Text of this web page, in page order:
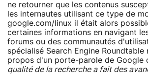
ne retourner que les contenus
les internautes utilisant ce type de
google.com/linux il était alors
certaines informations en navigant
forums ou des communautés
spécialisé Search Engine
propos d'un porte-parole de Google
qualité de la recherche a fait des